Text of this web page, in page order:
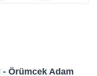
Örümcek Adam